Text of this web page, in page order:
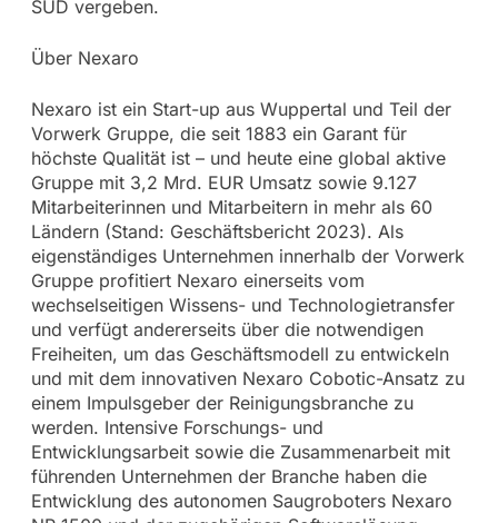
SÜD vergeben.
Über Nexaro
Nexaro ist ein Start-up aus Wuppertal und Teil der
Vorwerk Gruppe, die seit 1883 ein Garant für
höchste Qualität ist – und heute eine global aktive
Gruppe mit 3,2 Mrd. EUR Umsatz sowie 9.127
Mitarbeiterinnen und Mitarbeitern in mehr als 60
Ländern (Stand: Geschäftsbericht 2023). Als
eigenständiges Unternehmen innerhalb der Vorwerk
Gruppe profitiert Nexaro einerseits vom
wechselseitigen Wissens- und Technologietransfer
und verfügt andererseits über die notwendigen
Freiheiten, um das Geschäftsmodell zu entwickeln
und mit dem innovativen Nexaro Cobotic-Ansatz zu
einem Impulsgeber der Reinigungsbranche zu
werden. Intensive Forschungs- und
Entwicklungsarbeit sowie die Zusammenarbeit mit
führenden Unternehmen der Branche haben die
Entwicklung des autonomen Saugroboters Nexaro